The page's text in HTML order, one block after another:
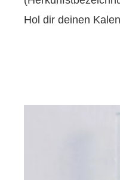
Hol dir deinen